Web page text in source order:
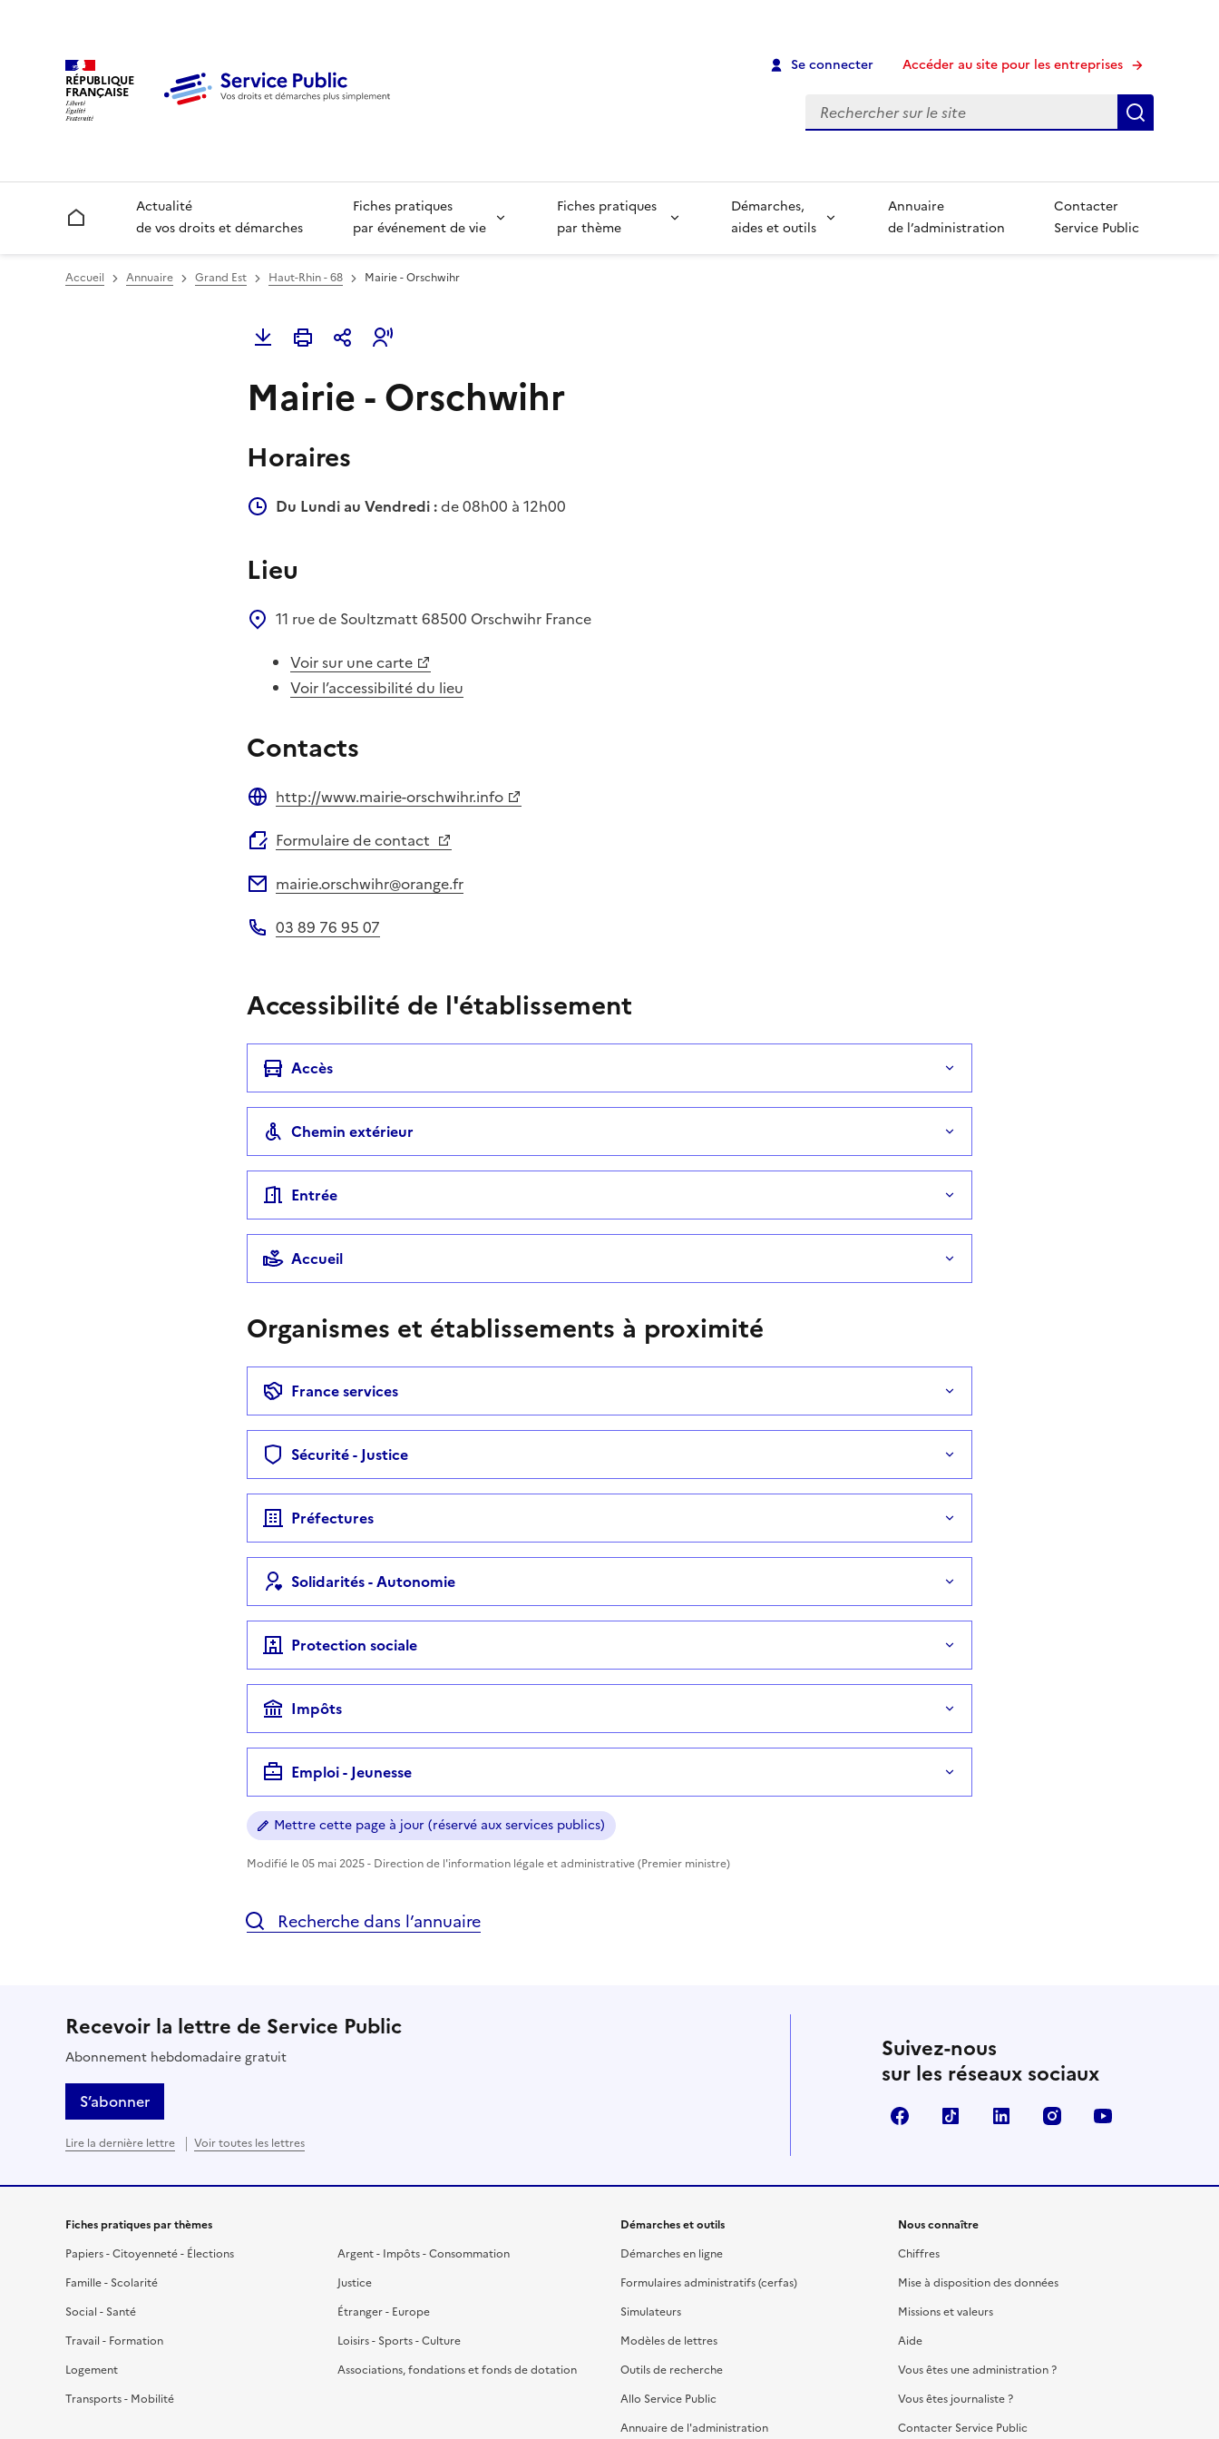
RÉPUBLIQUE
FRANÇAISE
Se connecter Accéder au site pour les entreprises
Recherche
Accueil
Actualité
de vos droits et démarches
Fiches pratiques
par événement de vie
Fiches pratiques
par thème
Démarches,
aides et outils
Annuaire
de l’administration
Contacter
Service Public
Accueil Annuaire Grand Est Haut-Rhin - 68 Mairie - Orschwihr
Mairie - Orschwihr
Horaires
Du Lundi au Vendredi :de 08h00 à 12h00
Lieu
11 rue de Soultzmatt 68500 Orschwihr France
Voir sur une carte
Voir l’accessibilité du lieu
Contacts
http://www.mairie-orschwihr.info
Formulaire de contact
mairie.orschwihr@orange.fr
03 89 76 95 07
Accessibilité de l'établissement
Accès
Chemin extérieur
Entrée
Accueil
Organismes et établissements à proximité
France services
Sécurité - Justice
Préfectures
Solidarités - Autonomie
Protection sociale
Impôts
Emploi - Jeunesse
Mettre cette page à jour (réservé aux services publics)
Modifié le 05 mai 2025 - Direction de l'information légale et administrative (Premier ministre)
Recherche dans l’annuaire
Recevoir la lettre de Service Public
Abonnement hebdomadaire gratuit
S’abonner
Lire la dernière lettre Voir toutes les lettres
Suivez-nous
sur les réseaux sociaux
FacebookTikTok LinkedIn Instagram
Fiches pratiques par thèmes
Papiers - Citoyenneté - Élections
Famille - Scolarité
Social - Santé
Travail - Formation
Logement
Transports - Mobilité
Argent - Impôts - Consommation
Justice
Étranger - Europe
Loisirs - Sports - Culture
Associations, fondations et fonds de dotation
Démarches et outils
Démarches en ligne
Formulaires administratifs (cerfas)
Simulateurs
Modèles de lettres
Outils de recherche
Allo Service Public
Annuaire de l'administration
Nous connaître
Chiffres
Mise à disposition des données
Missions et valeurs
Aide
Vous êtes une administration ?
Vous êtes journaliste ?
Contacter Service Public